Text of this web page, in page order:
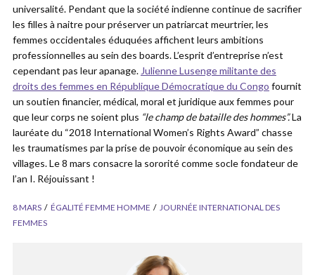
universalité. Pendant que la société indienne continue de sacrifier
les filles à naitre pour préserver un patriarcat meurtrier, les
femmes occidentales éduquées affichent leurs ambitions
professionnelles au sein des boards. L’esprit d’entreprise n’est
cependant pas leur apanage. Julienne Lusenge militante des
droits des femmes en République Démocratique du Congo fournit
un soutien financier, médical, moral et juridique aux femmes pour
que leur corps ne soient plus “le champ de bataille des hommes”.La
lauréate du “2018 International Women’s Rights Award” chasse
les traumatismes par la prise de pouvoir économique au sein des
villages. Le 8 mars consacre la sororité comme socle fondateur de
l’an I. Réjouissant !
8 MARS ÉGALITÉ FEMME HOMME
JOURNÉE INTERNATIONAL DES
FEMMES